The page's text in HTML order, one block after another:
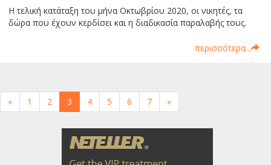
Η τελική κατάταξη του μήνα Οκτωβρίου 2020, οι νικητές, τα
δώρα που έχουν κερδίσει και η διαδικασία παραλαβής τους.
περισσότερα...
« 1 2 3 4 5 6 7 »